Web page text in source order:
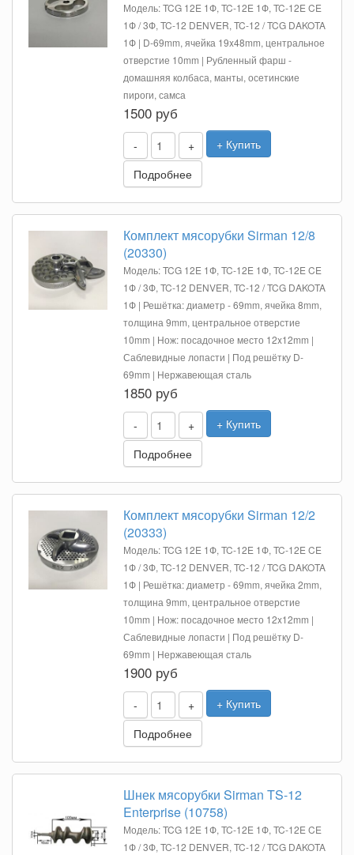
Модель: TCG 12E 1Ф, TC-12E 1Ф, TC-12E CE
1Ф / 3Ф, TC-12 DENVER, TC-12 / TCG DAKOTA
1Ф | D-69mm, ячейка 19x48mm, центральное
отверстие 10mm | Рубленный фарш -
домашняя колбаса, манты, осетинские
пироги, самса
1500 руб
- +
+ Купить
Подробнее
Комплект мясорубки Sirman 12/8
(20330)
Модель: TCG 12E 1Ф, TC-12E 1Ф, TC-12E CE
1Ф / 3Ф, TC-12 DENVER, TC-12 / TCG DAKOTA
1Ф | Решётка: диаметр - 69mm, ячейка 8mm,
толщина 9mm, центральное отверстие
10mm | Нож: посадочное место 12x12mm |
Саблевидные лопасти | Под решётку D-
69mm | Нержавеющая сталь
1850 руб
- +
+ Купить
Подробнее
Комплект мясорубки Sirman 12/2
(20333)
Модель: TCG 12E 1Ф, TC-12E 1Ф, TC-12E CE
1Ф / 3Ф, TC-12 DENVER, TC-12 / TCG DAKOTA
1Ф | Решётка: диаметр - 69mm, ячейка 2mm,
толщина 9mm, центральное отверстие
10mm | Нож: посадочное место 12x12mm |
Саблевидные лопасти | Под решётку D-
69mm | Нержавеющая сталь
1900 руб
- +
+ Купить
Подробнее
Шнек мясорубки Sirman TS-12
Enterprise (10758)
Модель: TCG 12E 1Ф, TC-12E 1Ф, TC-12E CE
1Ф / 3Ф, TC-12 DENVER, TC-12 / TCG DAKOTA